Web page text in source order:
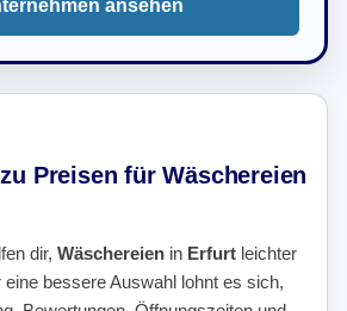
ansehen
Preisen für Wäschereien
dir, Wäschereien in Erfurt leichter
bessere Auswahl lohnt es sich,